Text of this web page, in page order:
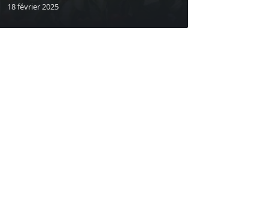
18 février 2025